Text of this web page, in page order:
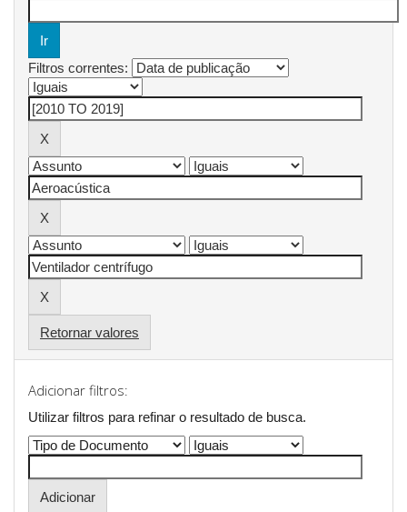
Filtros correntes:
Retornar valores
Adicionar filtros:
Utilizar filtros para refinar o resultado de busca.